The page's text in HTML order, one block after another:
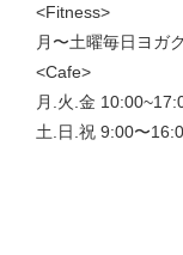
<Fitness>
月〜土曜毎日ヨガ
<Cafe>
月.火.金
土.日.祝 9:00〜